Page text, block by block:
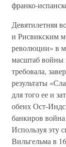
франко-
Девятилетняя
и Рисвикским
революции» в
масштаб войны
требовала,
результаты
для того ее и
обеих Ост-
банкиров
Используя эту
Вильгельма в